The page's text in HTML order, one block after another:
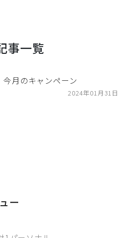
事一覧
今月のキャンペーン
2024年01月31日
ー